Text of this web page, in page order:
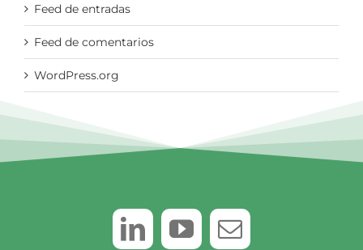
Feed de entradas
Feed de comentarios
WordPress.org